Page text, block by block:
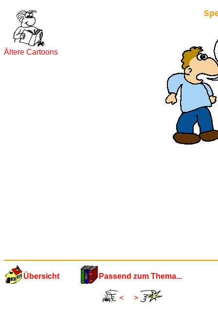
Ältere Cartoons
Übersicht Passend zum Thema...
< >